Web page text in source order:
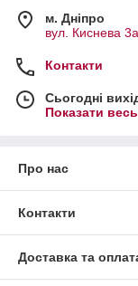
м. Дніпро
вул. Киснева
Контакти
Сьогодні
Показати
Про нас
Контакти
Доставка та